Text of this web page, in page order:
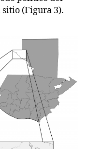
(Figura 3).